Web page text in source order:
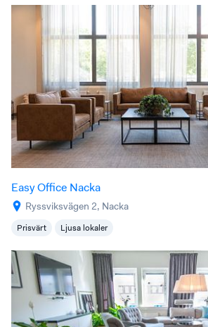
Easy Office Nacka
Ryssviksvägen 2, Nacka
Prisvärt Ljusa lokaler